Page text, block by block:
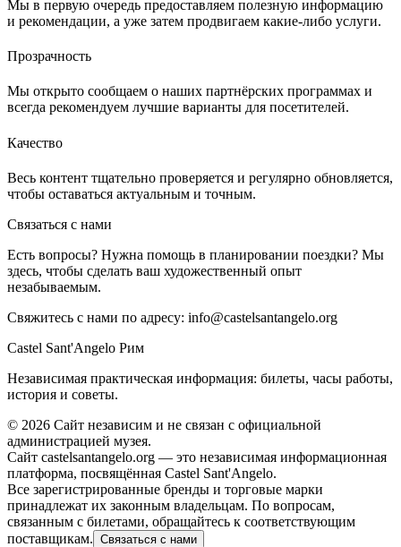
Мы в первую очередь предоставляем полезную информацию
и рекомендации, а уже затем продвигаем какие-либо услуги.
Прозрачность
Мы открыто сообщаем о наших партнёрских программах и
всегда рекомендуем лучшие варианты для посетителей.
Качество
Весь контент тщательно проверяется и регулярно обновляется,
чтобы оставаться актуальным и точным.
Связаться с нами
Есть вопросы? Нужна помощь в планировании поездки? Мы
здесь, чтобы сделать ваш художественный опыт
незабываемым.
Свяжитесь с нами по адресу: info@castelsantangelo.org
Castel Sant'Angelo Рим
Независимая практическая информация: билеты, часы работы,
история и советы.
© 2026 Сайт независим и не связан с официальной
администрацией музея.
Сайт castelsantangelo.org — это независимая информационная
платформа, посвящённая Castel Sant'Angelo.
Все зарегистрированные бренды и торговые марки
принадлежат их законным владельцам. По вопросам,
связанным с билетами, обращайтесь к соответствующим
поставщикам. Связаться с нами